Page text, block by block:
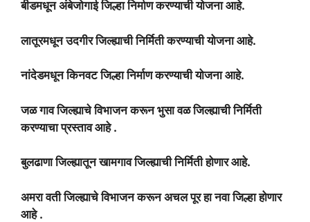
बीडमधून अंबेजोगाई जिल्हा निर्माण करण्याची योजना आहे.
लातूरमधून उदगीर जिल्ह्याची निर्मिती करण्याची योजना आहे.
नांदेडमधून किनवट जिल्हा निर्माण करण्याची योजना आहे.
जळ गाव जिल्ह्याचे विभाजन करून भुसा वळ जिल्ह्याची निर्मिती
करण्याचा प्रस्ताव आहे .
बुलढाणा जिल्ह्यातून खामगाव जिल्ह्याची निर्मिती होणार आहे.
अमरा वती जिल्ह्याचे विभाजन करून अचल पूर हा नवा जिल्हा होणार
आहे .